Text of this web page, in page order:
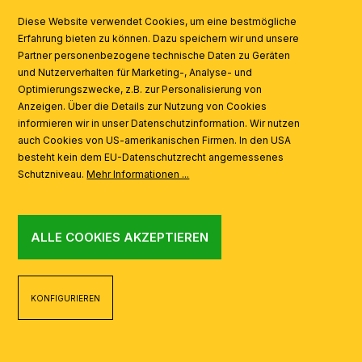
AI
Diese Website verwendet Cookies, um eine bestmögliche
Erfahrung bieten zu können. Dazu speichern wir und unsere
Partner personenbezogene technische Daten zu Geräten
und Nutzerverhalten für Marketing-, Analyse- und
Optimierungszwecke, z.B. zur Personalisierung von
Anzeigen. Über die Details zur Nutzung von Cookies
informieren wir in unser Datenschutzinformation. Wir nutzen
auch Cookies von US-amerikanischen Firmen. In den USA
besteht kein dem EU-Datenschutzrecht angemessenes
Schutzniveau.Mehr Informationen ...
ALLE COOKIES AKZEPTIEREN
KONFIGURIEREN